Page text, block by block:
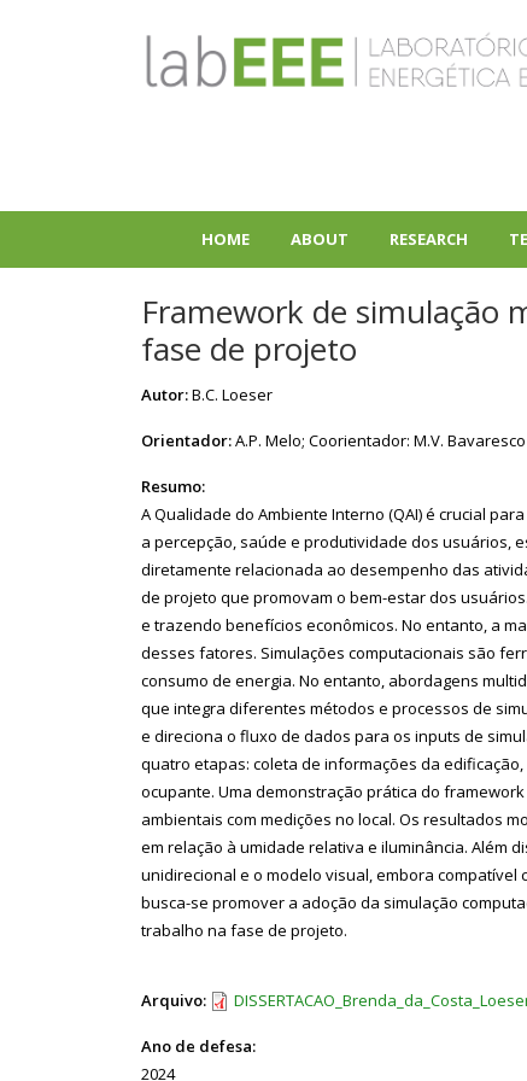
HOME ABOUT RESEARCH
Framework de simulação
fase de projeto
Autor:B.C. Loeser
Orientador:A.P. Melo; Coorientador: M.V. Bavaresco
Resumo:
A Qualidade do Ambiente Interno (QAI) é crucial
a percepção, saúde e produtividade dos usuários,
diretamente relacionada ao desempenho das
de projeto que promovam o bem-estar dos
e trazendo benefícios econômicos. No entanto, a
desses fatores. Simulações computacionais são
consumo de energia. No entanto, abordagens
que integra diferentes métodos e processos de
e direciona o fluxo de dados para os inputs de
quatro etapas: coleta de informações da
ocupante. Uma demonstração prática do
ambientais com medições no local. Os resultados
em relação à umidade relativa e iluminância. Além
unidirecional e o modelo visual, embora
busca-se promover a adoção da simulação
trabalho na fase de projeto.
Arquivo:
Ano de defesa:
2024